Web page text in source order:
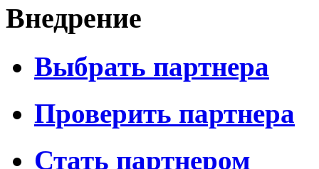
Внедрение
Выбрать партнера
Проверить партнера
Стать партнером